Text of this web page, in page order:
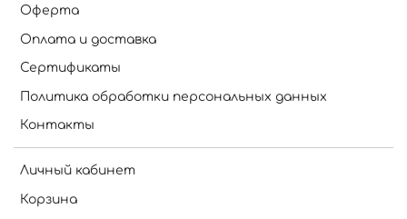
Оферта
Оплата и доставка
Сертификаты
Политика обработки персональных данных
Контакты
Личный кабинет
Корзина